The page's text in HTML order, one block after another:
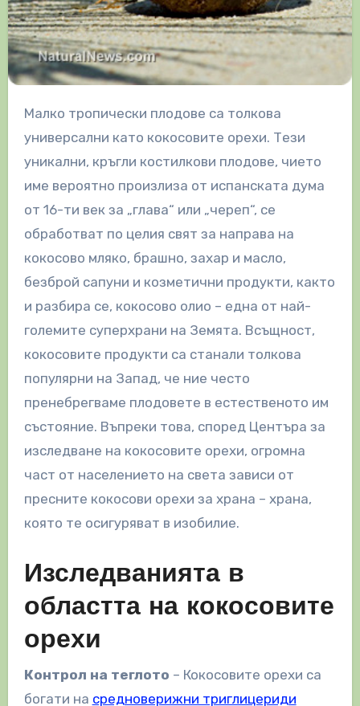
Малко тропически плодове са толкова
универсални като кокосовите орехи. Тези
уникални, кръгли костилкови плодове, чието
име вероятно произлиза от испанската дума
от 16-ти век за „глава“ или „череп“, се
обработват по целия свят за направа на
кокосово мляко, брашно, захар и масло,
безброй сапуни и козметични продукти, както
и разбира се, кокосово олио – една от най-
големите суперхрани на Земята. Всъщност,
кокосовите продукти са станали толкова
популярни на Запад, че ние често
пренебрегваме плодовете в естественото им
състояние. Въпреки това, според Центъра за
изследване на кокосовите орехи, огромна
част от населението на света зависи от
пресните кокосови орехи за храна – храна,
която те осигуряват в изобилие.
Изследванията в
областта на кокосовите
орехи
Контрол на теглото – Кокосовите орехи са
богати на средноверижни триглицериди